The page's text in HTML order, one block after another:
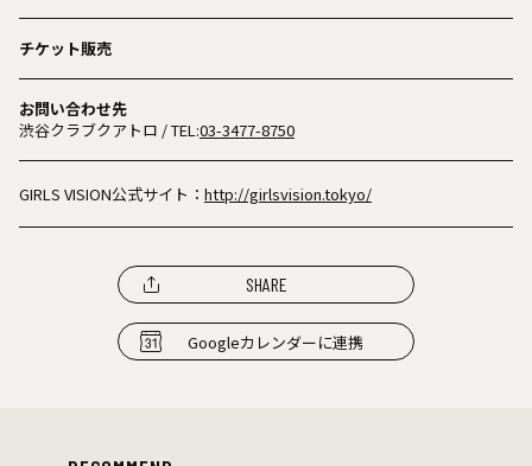
チケット販売
お問い合わせ先
渋谷クラブクアトロ / TEL:03-3477-8750
GIRLS VISION公式サイト： http://girlsvision.tokyo/
SHARE
Googleカレンダーに連携